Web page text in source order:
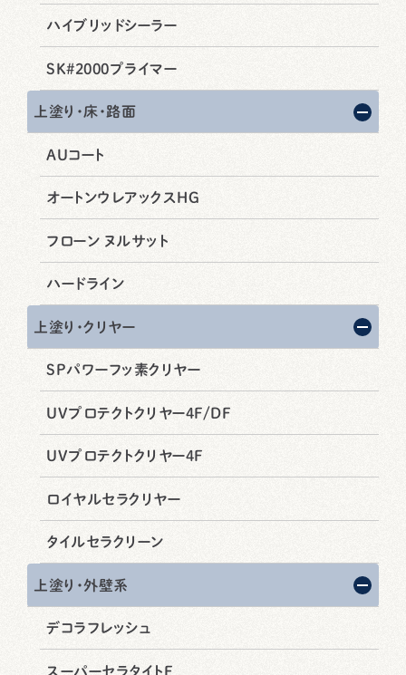
ハイブリッドシーラー
SK#2000プライマー
上塗り・床・路面
AUコート
オートンウレアックスHG
フローン ヌルサット
ハードライン
上塗り・クリヤー
SPパワーフッ素クリヤー
UVプロテクトクリヤー4F/DF
UVプロテクトクリヤー4F
ロイヤルセラクリヤー
タイルセラクリーン
上塗り・外壁系
デコラフレッシュ
スーパーセラタイトF